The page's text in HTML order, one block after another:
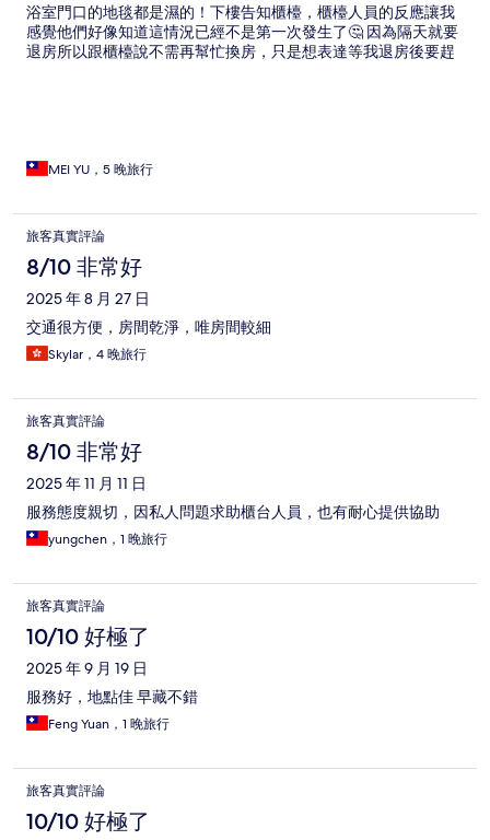
浴室門口的地毯都是濕的！下樓告知櫃檯，櫃檯人員的反應讓我
感覺他們好像知道這情況已經不是第一次發生了🤔 因為隔天就要
退房所以跟櫃檯說不需再幫忙換房，只是想表達等我退房後要趕
MEI YU，5 晚旅行
旅客真實評論
8/10 非常好
2025 年 8 月 27 日
交通很方便，房間乾淨，唯房間較細
Skylar，4 晚旅行
旅客真實評論
8/10 非常好
2025 年 11 月 11 日
服務態度親切，因私人問題求助櫃台人員，也有耐心提供協助
yungchen，1 晚旅行
旅客真實評論
10/10 好極了
2025 年 9 月 19 日
服務好，地點佳 早藏不錯
Feng Yuan，1 晚旅行
旅客真實評論
10/10 好極了